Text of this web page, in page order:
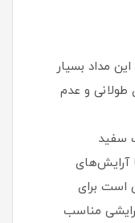
مداد بسیار
طولانی و عدم
سفید
آرایش‌های
است برای
مناسب